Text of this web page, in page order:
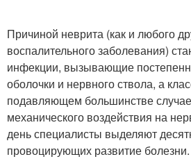
Причиной неврита (как и любого
воспалительного заболевания)
инфекции, вызывающие
оболочки и нервного ствола, а
подавляющем большинстве
механического воздействия на
день специалисты выделяют
провоцирующих развитие болезни.